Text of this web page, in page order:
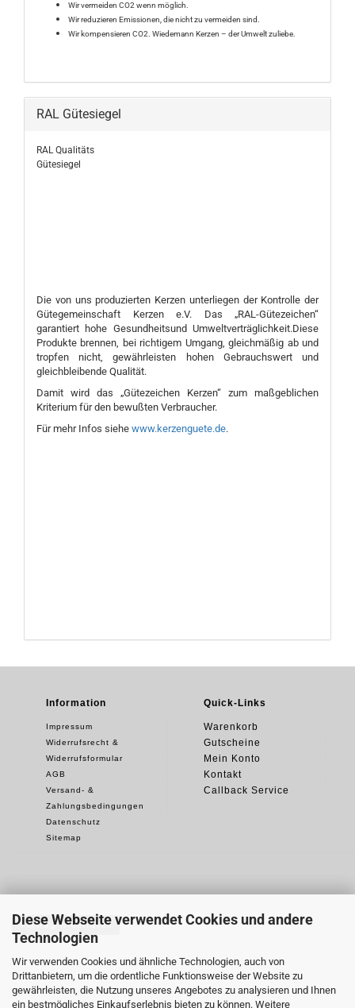
Diese Webseite verwendet Cookies und andere
Technologien
Wir verwenden Cookies und ähnliche Technologien, auch von
Drittanbietern, um die ordentliche Funktionsweise der Website zu
gewährleisten, die Nutzung unseres Angebotes zu analysieren und Ihnen
ein bestmögliches Einkaufserlebnis bieten zu können. Weitere
Wir vermeiden CO2 wenn möglich.
Wir reduzieren Emissionen, die nicht zu vermeiden sind.
Wir kompensieren CO2. Wiedemann Kerzen – der Umwelt zuliebe.
RAL Gütesiegel
RAL Qualitäts
Gütesiegel
Die von uns produzierten Kerzen unterliegen der Kontrolle der
Gütegemeinschaft Kerzen e.V. Das „RAL-Gütezeichen“
garantiert hohe Gesundheitsund Umweltverträglichkeit.Diese
Produkte brennen, bei richtigem Umgang, gleichmäßig ab und
tropfen nicht, gewährleisten hohen Gebrauchswert und
gleichbleibende Qualität.
Damit wird das „Gütezeichen Kerzen“ zum maßgeblichen
Kriterium für den bewußten Verbraucher.
Für mehr Infos siehe www.kerzenguete.de.
Information
Impressum
Widerrufsrecht &
Widerrufsformular
AGB
Versand- &
Zahlungsbedingungen
Datenschutz
Sitemap
Quick-Links
Warenkorb
Gutscheine
Mein Konto
Kontakt
Callback Service
Vertrag widerrufen